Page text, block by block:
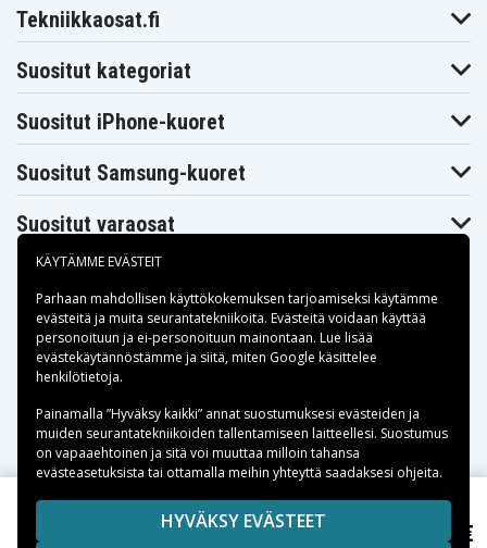
9,50 €
Tekniikkaosat.fi
Suositut kategoriat
Suositut iPhone-kuoret
Suositut Samsung-kuoret
Suositut varaosat
Maksuvaihtoehdot
Toimitusvaihtoehdot
Copyright © 2026, Spares Nordic AB
SIVULLA MAINITUT TAVARAMERKIT OVAT OMISTAJIENSA
KÄYTÄMME EVÄSTEIT
Parhaan mahdollisen käyttökokemuksen tarjoamiseksi käytämme
evästeitä ja muita seurantatekniikoita. Evästeitä voidaan käyttää
personoituun ja ei-personoituun mainontaan. Lue lisää
evästekäytännöstämme ja siitä, miten Google käsittelee
henkilötietoja.
Painamalla ”Hyväksy kaikki” annat suostumuksesi evästeiden ja
muiden seurantatekniikoiden tallentamiseen laitteellesi. Suostumus
on vapaaehtoinen ja sitä voi muuttaa milloin tahansa
evästeasetuksista tai ottamalla meihin yhteyttä saadaksesi ohjeita.
HYVÄKSY EVÄSTEET